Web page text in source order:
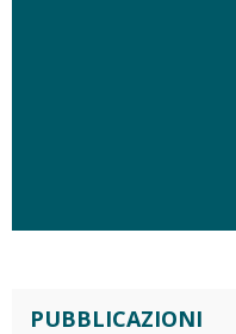
PUBBLICAZIONI